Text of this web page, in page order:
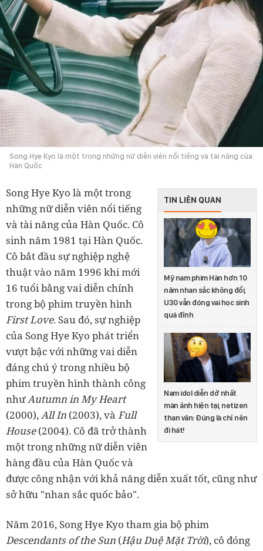
Song Hye Kyo là một trong những nữ diễn viên nổi tiếng và tài năng của
Hàn Quốc
TIN LIÊN QUAN
Mỹ nam phim Hàn hơn 10
năm nhan sắc không đổi,
U30 vẫn đóng vai học sinh
quá đỉnh
Nam idol diễn dở nhất
màn ảnh hiện tại, netizen
than vãn: Đúng là chỉ nên
đi hát!
Song Hye Kyo là một trong
những nữ diễn viên nổi tiếng
và tài năng của Hàn Quốc. Cô
sinh năm 1981 tại Hàn Quốc.
Cô bắt đầu sự nghiệp nghệ
thuật vào năm 1996 khi mới
16 tuổi bằng vai diễn chính
trong bộ phim truyền hình
First Love. Sau đó, sự nghiệp
của Song Hye Kyo phát triển
vượt bậc với những vai diễn
đáng chú ý trong nhiều bộ
phim truyền hình thành công
nhưAutumn in My Heart
(2000),All In (2003), và Full
House(2004). Cô đã trở thành
một trong những nữ diễn viên
hàng đầu của Hàn Quốc và
được công nhận với khả năng diễn xuất tốt, cũng như
sở hữu "nhan sắc quốc bảo".
Năm 2016, Song Hye Kyo tham gia bộ phim
Descendants of the Sun (Hậu Duệ Mặt Trời), cô đóng